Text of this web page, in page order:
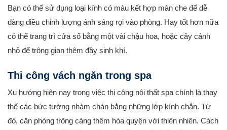
Bạn có thể sử dụng loại kính có màu kết hợp màn che để dễ
dàng điều chỉnh lượng ánh sáng rọi vào phòng. Hay tốt hơn nữa
có thể trang trí cửa sổ bằng một vài chậu hoa, hoặc cây cảnh
nhỏ để trông gian thêm đầy sinh khí.
Thi công vách ngăn trong spa
Xu hướng hiện nay trong việc thi công nội thất spa chính là thay
thế các bức tường nhàm chán bằng những lớp kính chắn. Từ
đó, căn phòng trông càng thêm hòa quyện với thiên nhiên. Cách